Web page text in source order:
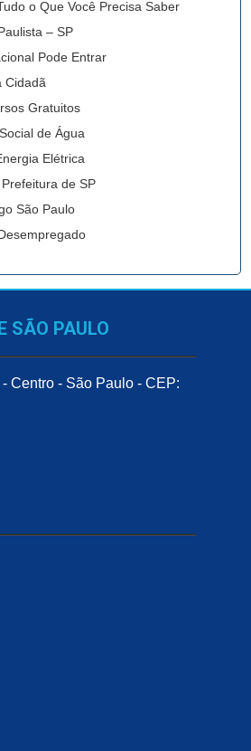
o Que Você Precisa Saber
– SP
Pode Entrar
Cidadã
Gratuitos
de Água
Elétrica
de SP
São Paulo
SÃO PAULO
Centro - São Paulo - CEP: